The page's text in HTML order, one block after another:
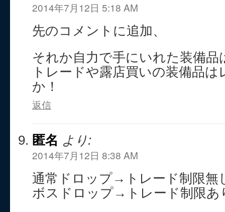
2014年7月12日 5:18 AM
先のコメントに追加、
それか自力で手にいれた装備品
トレードや露店買いの装備品
か！
返信
匿名 より:
2014年7月12日 8:38 AM
通常ドロップ→トレード制限無
ボスドロップ→トレード制限あ